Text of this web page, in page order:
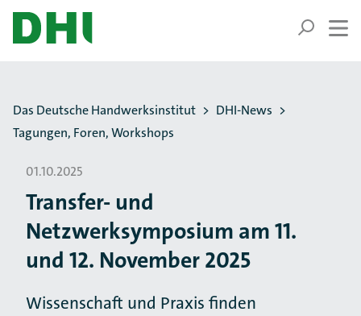
ZUM HAUPTINHALT SPRINGEN
ZUR SUCHE SPRINGEN
Sie befinden sich hier:
Das Deutsche Handwerksinstitut
DHI-News
Tagungen, Foren, Workshops
01.10.2025
Transfer- und
Netzwerksymposium am 11.
und 12. November 2025
Wissenschaft und Praxis finden